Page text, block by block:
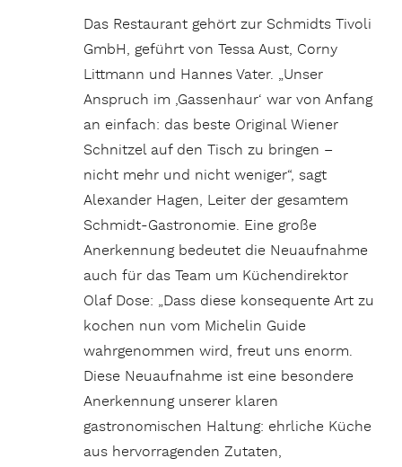
Das Restaurant gehört zur Schmidts Tivoli
GmbH, geführt von Tessa Aust, Corny
Littmann und Hannes Vater. „Unser
Anspruch im ‚Gassenhaur‘ war von Anfang
an einfach: das beste Original Wiener
Schnitzel auf den Tisch zu bringen –
nicht mehr und nicht weniger“, sagt
Alexander Hagen, Leiter der gesamtem
Schmidt-Gastronomie. Eine große
Anerkennung bedeutet die Neuaufnahme
auch für das Team um Küchendirektor
Olaf Dose: „Dass diese konsequente Art zu
kochen nun vom Michelin Guide
wahrgenommen wird, freut uns enorm.
Diese Neuaufnahme ist eine besondere
Anerkennung unserer klaren
gastronomischen Haltung: ehrliche Küche
aus hervorragenden Zutaten,